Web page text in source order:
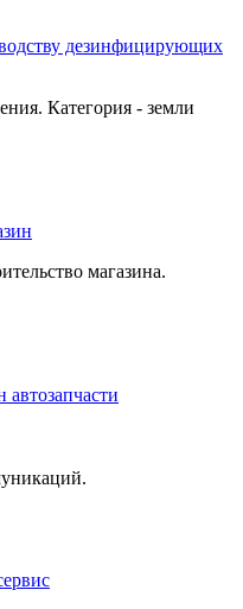
дезинфицирующих
Категория - земли
магазина.